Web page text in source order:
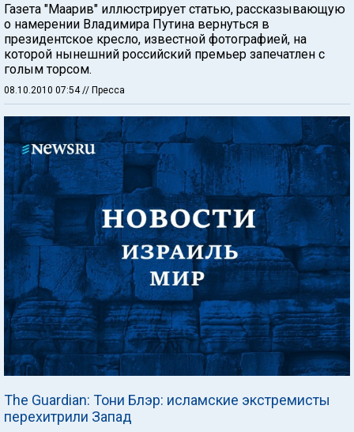
Газета "Маарив" иллюстрирует статью, рассказывающую
о намерении Владимира Путина вернуться в
президентское кресло, известной фотографией, на
которой нынешний российский премьер запечатлен с
голым торсом.
08.10.2010 07:54 // Пресса
The Guardian: Тони Блэр: исламские экстремисты
перехитрили Запад